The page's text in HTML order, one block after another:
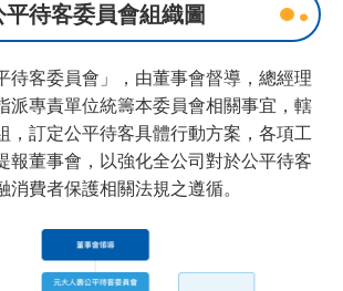
平待客委員會組織圖
待客委員會」，由董事會督導，總經理
派專責單位統籌本委員會相關事宜，轄
，訂定公平待客具體行動方案，各項工
報董事會，以強化全公司對於公平待客
消費者保護相關法規之遵循。